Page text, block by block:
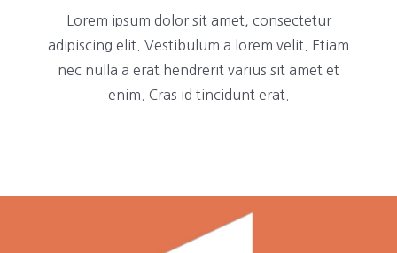
Lorem ipsum dolor sit amet, consectetur
adipiscing elit. Vestibulum a lorem velit. Etiam
nec nulla a erat hendrerit varius sit amet et
enim. Cras id tincidunt erat.